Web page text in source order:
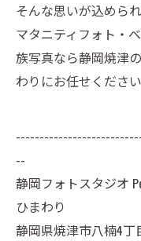
そんな思いが込められ
マタニティフォト・
族写真なら静岡焼津
わりにお任せください
--
静岡フォトスタジオ
ひまわり
静岡県焼津市八楠4丁